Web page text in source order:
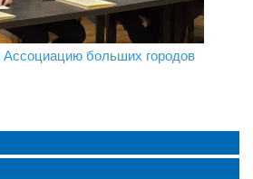
ждут усиления
Ассоциацию больших городов
«Mediastrims» расскажет
с ограниченными возможностями